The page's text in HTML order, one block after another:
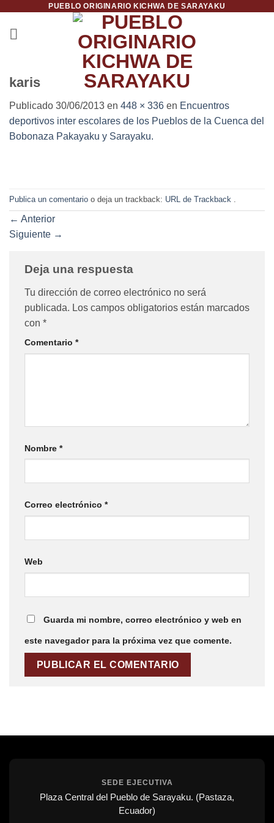
contenido
PUEBLO ORIGINARIO KICHWA DE SARAYAKU
karis
Publicado 30/06/2013 en 448 × 336 en Encuentros
deportivos inter escolares de los Pueblos de la Cuenca del
Bobonaza Pakayaku y Sarayaku.
Publica un comentario o deja un trackback: URL de Trackback
← Anterior
Siguiente →
Deja una respuesta
Tu dirección de correo electrónico no será
publicada. Los campos obligatorios están marcados
con *
Comentario *
Nombre *
Correo electrónico *
Web
Guarda mi nombre, correo electrónico y web en
este navegador para la próxima vez que comente.
SEDE EJECUTIVA
Plaza Central del Pueblo de Sarayaku. (Pastaza,
Ecuador)